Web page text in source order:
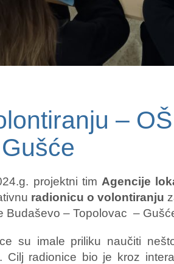
–
projektni tim Agencije
radionicu o volontiranju
Budaševo – Topolovac –
su imale priliku naučiti
Cilj radionice bio je kroz